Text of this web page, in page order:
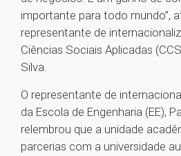
importante para todo mundo”,
representante de
Ciências Sociais Aplicadas
Silva.
O representante de
da Escola de Engenharia (EE),
relembrou que a unidade
parcerias com a universidade